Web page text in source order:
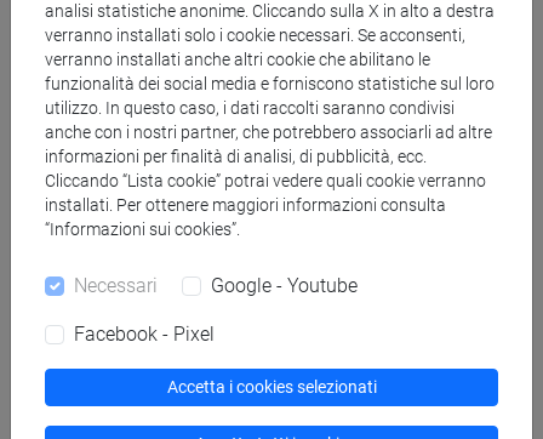
Struttura generale dell'insegnamento
ECONOMIA POLITICA
ECONOMIA POLITICA - 1
ECONOMIA POLITICA - 1 Cognomi A-
Di
ECONOMIA POLITICA - 1 Cognomi
Dl-Pas
ECONOMIA POLITICA - 1 Cognomi
ECONOMIA POLITICA - 1 -
ESERCITAZIONI Cognomi A-Di
ECONOMIA POLITICA - 1 -
ESERCITAZIONI Cognomi Dl-Pas
analisi statistiche anonime. Cliccando sulla X in alto a destra
verranno installati solo i cookie necessari. Se acconsenti,
verranno installati anche altri cookie che abilitano le
funzionalità dei social media e forniscono statistiche sul loro
utilizzo. In questo caso, i dati raccolti saranno condivisi
anche con i nostri partner, che potrebbero associarli ad altre
informazioni per finalità di analisi, di pubblicità, ecc.
Cliccando “Lista cookie” potrai vedere quali cookie verranno
installati. Per ottenere maggiori informazioni consulta
“Informazioni sui cookies”.
Necessari Google - Youtube
Facebook - Pixel
Accetta i cookies selezionati